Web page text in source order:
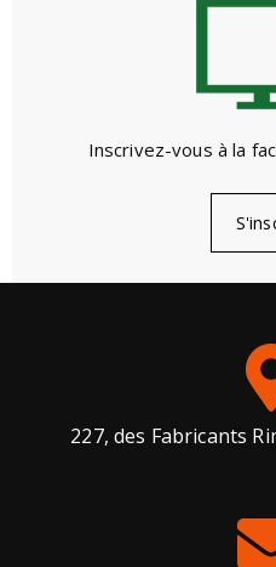
Inscrivez-vous à la
227, des Fabricants